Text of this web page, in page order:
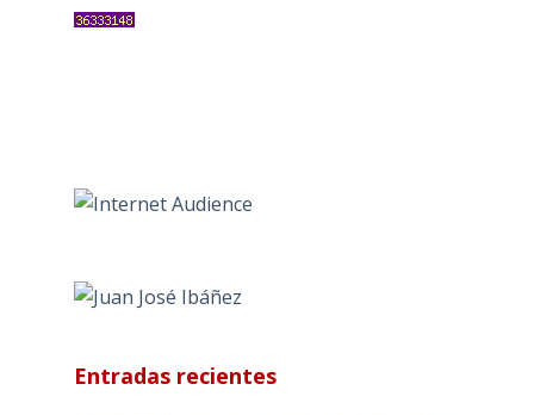
Entradas recientes